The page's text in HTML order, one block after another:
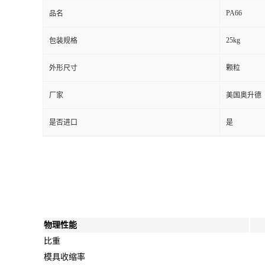
品名 PA66
包装规格 25kg
外形尺寸 颗粒
厂家 美国奥升德
是否进口 是
物理性能
比重
模具收缩率